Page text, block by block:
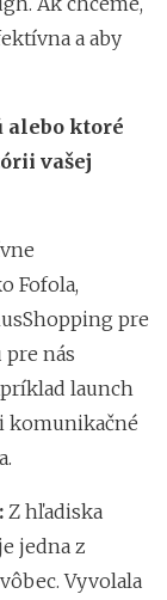
a aby
alebo ktoré
vašej
Fofola,
pre
pre nás
launch
komunikačné
Z hľadiska
jedna z
Vyvolala